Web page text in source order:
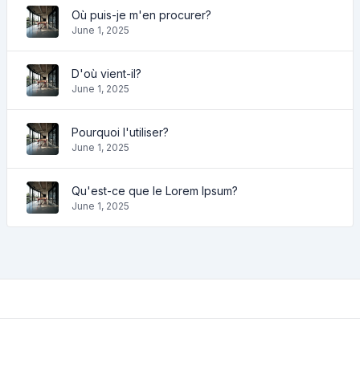
Où puis-je m'en procurer?
June 1, 2025
D'où vient-il?
June 1, 2025
Pourquoi l'utiliser?
June 1, 2025
Qu'est-ce que le Lorem Ipsum?
June 1, 2025